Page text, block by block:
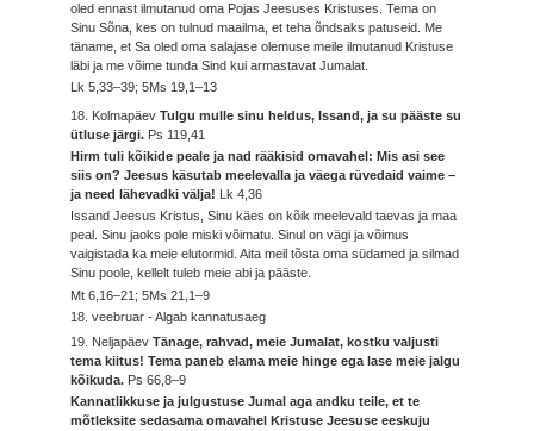
oled ennast ilmutanud oma Pojas Jeesuses Kristuses. Tema on
Sinu Sõna, kes on tulnud maailma, et teha õndsaks patuseid. Me
täname, et Sa oled oma salajase olemuse meile ilmutanud Kristuse
läbi ja me võime tunda Sind kui armastavat Jumalat.
Lk 5,33–39; 5Ms 19,1–13
18. KolmapäevTulgu mulle sinu heldus, Issand, ja su pääste su
ütluse järgi. Ps 119,41
Hirm tuli kõikide peale ja nad rääkisid omavahel: Mis asi see
siis on? Jeesus käsutab meelevalla ja väega rüvedaid vaime –
ja need lähevadki välja! Lk 4,36
Issand Jeesus Kristus, Sinu käes on kõik meelevald taevas ja maa
peal. Sinu jaoks pole miski võimatu. Sinul on vägi ja võimus
vaigistada ka meie elutormid. Aita meil tõsta oma südamed ja silmad
Sinu poole, kellelt tuleb meie abi ja pääste.
Mt 6,16–21; 5Ms 21,1–9
18. veebruar - Algab kannatusaeg
19. NeljapäevTänage, rahvad, meie Jumalat, kostku valjusti
tema kiitus! Tema paneb elama meie hinge ega lase meie jalgu
kõikuda. Ps 66,8–9
Kannatlikkuse ja julgustuse Jumal aga andku teile, et te
mõtleksite sedasama omavahel Kristuse Jeesuse eeskuju